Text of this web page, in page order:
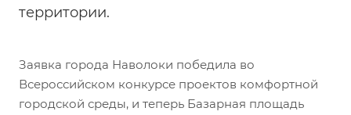
территории.
Заявка города Наволоки победила во
Всероссийском конкурсе проектов комфортной
городской среды, и теперь Базарная площадь